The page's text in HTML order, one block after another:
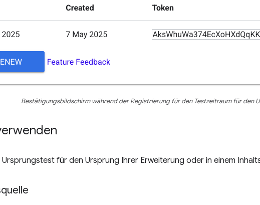
Bestätigungsbildschirm während der Registrierung für den Testzeitraum für den
Ursprungstest für den Ursprung Ihrer Erweiterung oder in einem